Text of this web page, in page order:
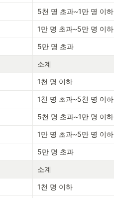
5천 명 초과~1만 명 이하
1만 명 초과~5만 명 이하
5만 명 초과
소계
1천 명 이하
1천 명 초과~5천 명 이하
5천 명 초과~1만 명 이하
1만 명 초과~5만 명 이하
5만 명 초과
소계
1천 명 이하